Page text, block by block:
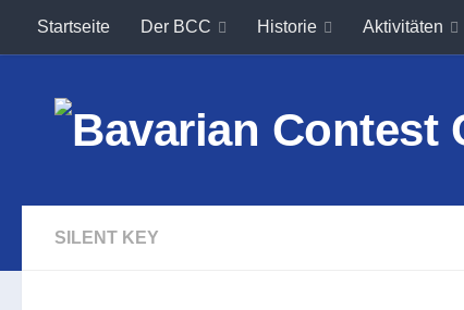
Unter dem Inhalt
Startseite Der BCC Historie Aktivitäten
SILENT KEY